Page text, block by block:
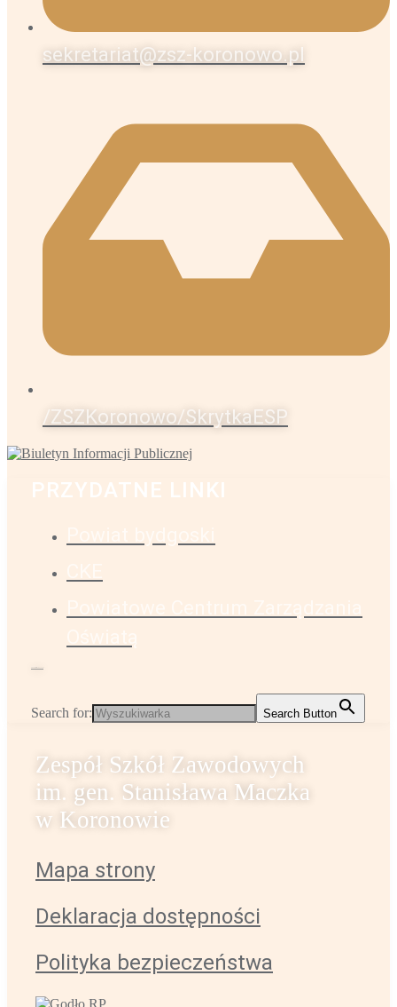
sekretariat@zsz-koronowo.pl
/ZSZKoronowo/SkrytkaESP
PRZYDATNE LINKI
Search for: Search Button
Zespół Szkół Zawodowych
im. gen. Stanisława Maczka
w Koronowie
Mapa strony
Deklaracja dostępności
Polityka bezpieczeństwa